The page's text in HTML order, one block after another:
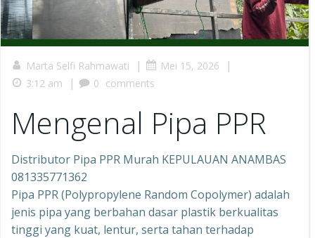
Marta Selfi Rahmawati | Mei 15, 2026 |
3:12 am | 0 comments
Mengenal Pipa PPR
Distributor Pipa PPR Murah KEPULAUAN ANAMBAS
081335771362
Pipa PPR (Polypropylene Random Copolymer) adalah
jenis pipa yang berbahan dasar plastik berkualitas
tinggi yang kuat, lentur, serta tahan terhadap